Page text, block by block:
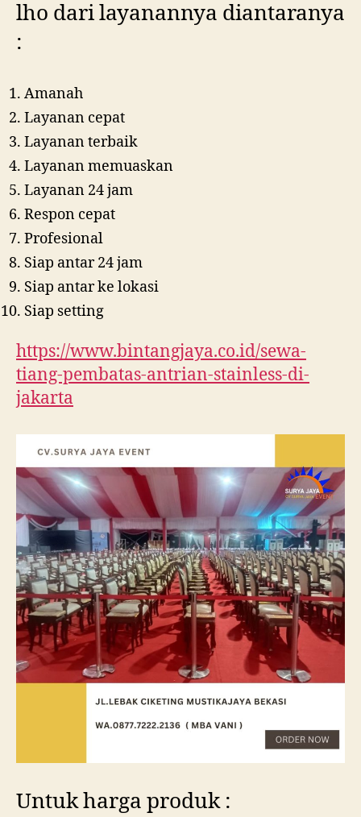
lho dari layanannya diantaranya
:
Amanah
Layanan cepat
Layanan terbaik
Layanan memuaskan
Layanan 24 jam
Respon cepat
Profesional
Siap antar 24 jam
Siap antar ke lokasi
Siap setting
https://www.bintangjaya.co.id/sewa-
tiang-pembatas-antrian-stainless-di-
jakarta
Untuk harga produk :